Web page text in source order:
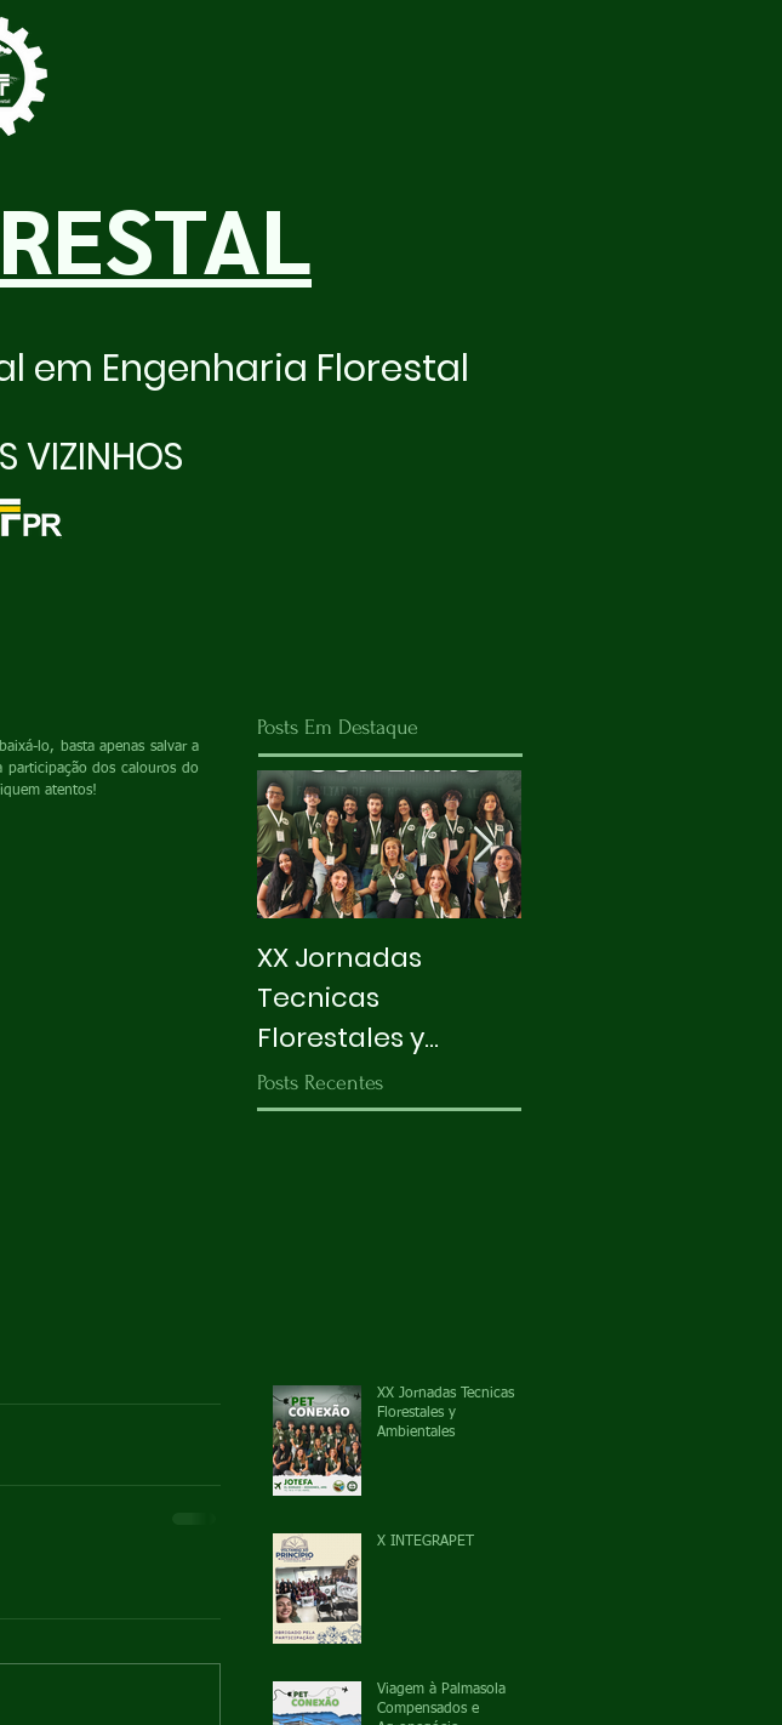
em Engenharia Florestal
VIZINHOS
lo, basta apenas salvar a
participação dos calouros do
atentos!
Posts Em Destaque
XX Jornadas
Tecnicas
Florestales y
Ambientales
Posts Recentes
XX Jornadas Tecnicas
Florestales y
Ambientales
X INTEGRAPET
Viagem à Palmasola
Compensados e